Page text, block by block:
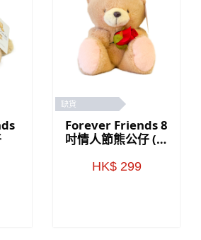
缺貨
Forever Friends 8
吋情人節熊公仔 (玫
HK$ 299